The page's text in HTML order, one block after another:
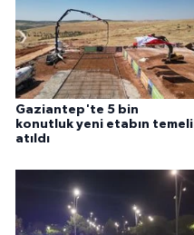
Gaziantep'te 5 bin
konutluk yeni etabın temeli
atıldı